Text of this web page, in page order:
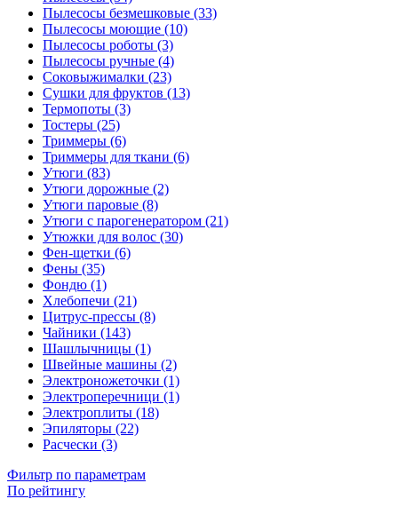
Пылесосы безмешковые (33)
Пылесосы моющие (10)
Пылесосы роботы (3)
Пылесосы ручные (4)
Соковыжималки (23)
Сушки для фруктов (13)
Термопоты (3)
Тостеры (25)
Триммеры (6)
Триммеры для ткани (6)
Утюги (83)
Утюги дорожные (2)
Утюги паровые (8)
Утюги с парогенератором (21)
Утюжки для волос (30)
Фен-щетки (6)
Фены (35)
Фондю (1)
Хлебопечи (21)
Цитрус-прессы (8)
Чайники (143)
Шашлычницы (1)
Швейные машины (2)
Электроножеточки (1)
Электроперечници (1)
Электроплиты (18)
Эпиляторы (22)
Расчески (3)
Фильтр по параметрам
По рейтингу